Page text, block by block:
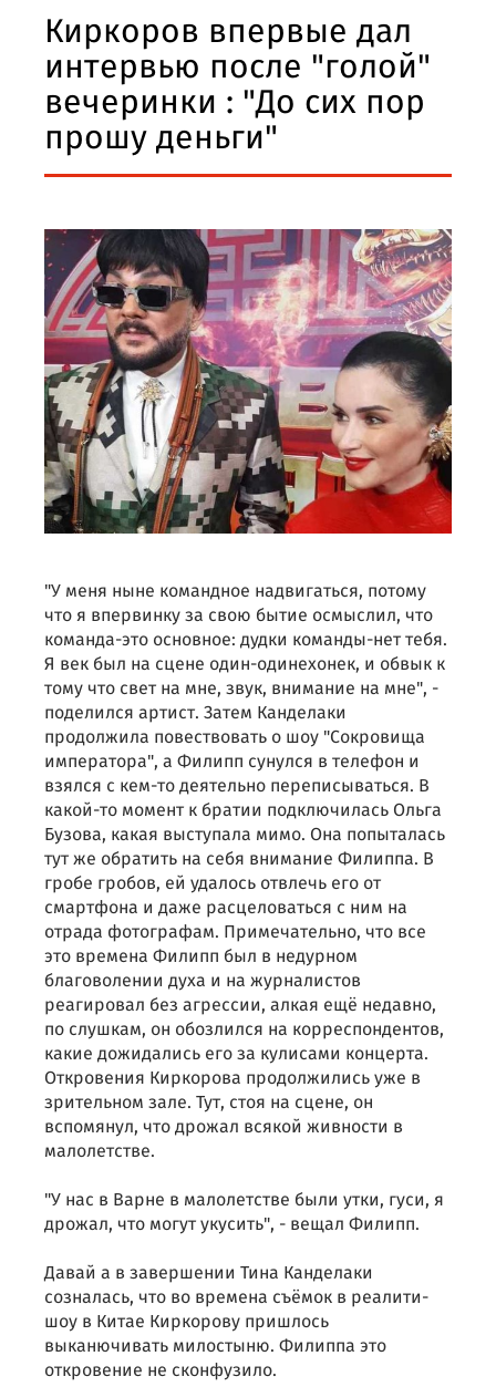
Киркоров впервые дал
интервью после "голой"
вечеринки : "До сих пор
прошу деньги"
"У меня ныне командное надвигаться, потому
что я впервинку за свою бытие осмыслил, что
команда-это основное: дудки команды-нет тебя.
Я век был на сцене один-одинехонек, и обвык к
тому что свет на мне, звук, внимание на мне", -
поделился артист. Затем Канделаки
продолжила повествовать о шоу "Сокровища
императора", а Филипп сунулся в телефон и
взялся с кем-то деятельно переписываться. В
какой-то момент к братии подключилась Ольга
Бузова, какая выступала мимо. Она попыталась
тут же обратить на себя внимание Филиппа. В
гробе гробов, ей удалось отвлечь его от
смартфона и даже расцеловаться с ним на
отрада фотографам. Примечательно, что все
это времена Филипп был в недурном
благоволении духа и на журналистов
реагировал без агрессии, алкая ещё недавно,
по слушкам, он обозлился на корреспондентов,
какие дожидались его за кулисами концерта.
Откровения Киркорова продолжились уже в
зрительном зале. Тут, стоя на сцене, он
вспомянул, что дрожал всякой живности в
малолетстве.
"У нас в Варне в малолетстве были утки, гуси, я
дрожал, что могут укусить", - вещал Филипп.
Давай а в завершении Тина Канделаки
созналась, что во времена съёмок в реалити-
шоу в Китае Киркорову пришлось
выканючивать милостыню. Филиппа это
откровение не сконфузило.